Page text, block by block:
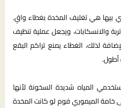
بيها هي تغليف المخدة بغطاء واقٍ.
والانسكابات، ويجعل عملية تنظيف
لذلك، الغطاء يمنع تراكم البقع
المياه شديدة السخونة لأنها
خامة الميموري فوم لو كانت المخدة